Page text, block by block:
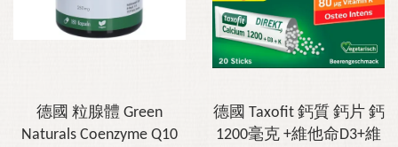
德國 粒腺體 Green
Naturals Coenzyme Q10
德國 Taxofit 鈣質 鈣片 鈣
1200毫克 +維他命D3+維